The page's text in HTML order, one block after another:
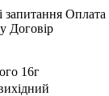
Оплата
Договір
16г